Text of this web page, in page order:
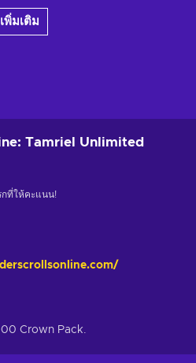
เพิ่มเติม
Tamriel Unlimited
กที่ให้คะแนน!
Crown Pack.